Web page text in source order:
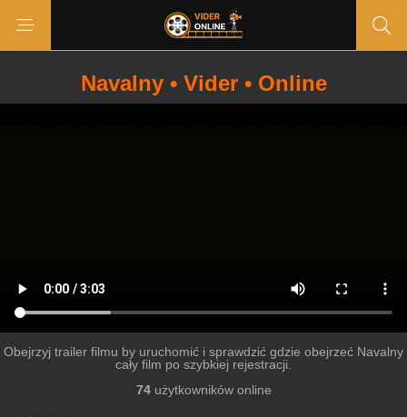
Navalny • Vider • Online
Obejrzyj trailer filmu by uruchomić i sprawdzić gdzie obejrzeć Navalny
cały film po szybkiej rejestracji.
74użytkowników online